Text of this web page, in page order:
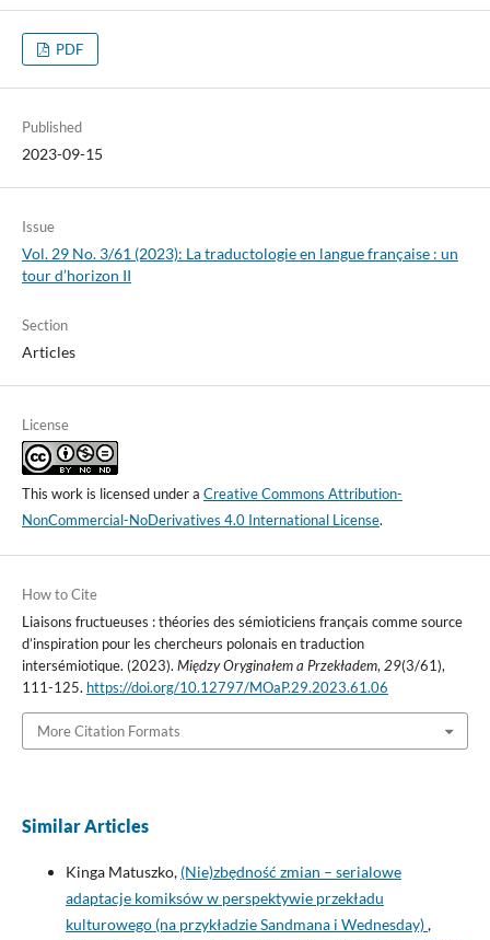
PDF
Published
2023-09-15
Issue
Vol. 29 No. 3/61 (2023): La traductologie en langue française : un
tour d’horizon II
Section
Articles
License
This work is licensed under a Creative Commons Attribution-
NonCommercial-NoDerivatives 4.0 International License.
How to Cite
Liaisons fructueuses : théories des sémioticiens français comme source
d’inspiration pour les chercheurs polonais en traduction
intersémiotique. (2023). Między Oryginałem a Przekładem, 29(3/61),
111-125. https://doi.org/10.12797/MOaP.29.2023.61.06
More Citation Formats
Similar Articles
Kinga Matuszko, (Nie)zbędność zmian – serialowe
adaptacje komiksów w perspektywie przekładu
kulturowego (na przykładzie Sandmana i Wednesday),